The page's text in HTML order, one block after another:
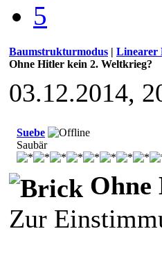
5
Baumstrukturmodus | Linearer
Ohne Hitler kein 2. Weltkrieg?
03.12.2014,
Suebe
Saubär
Ohne
Zur